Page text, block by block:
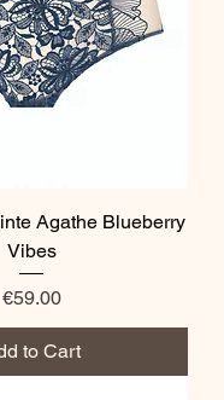
Agathe Blueberry
Vibes
Price
€59.00
to Cart